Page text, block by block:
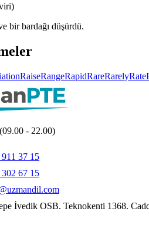
bir bardağı düşürdü.
RaiseRangeRapidRareRarelyRate
- 22.00)
37 15
67 15
İvedik OSB. Teknokenti 1368.